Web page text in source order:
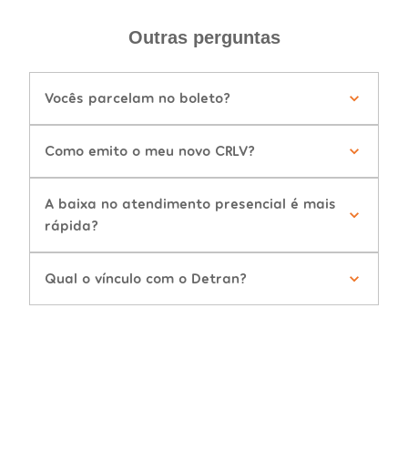
Outras perguntas
Vocês parcelam no boleto?
Como emito o meu novo CRLV?
A baixa no atendimento presencial é mais
rápida?
Qual o vínculo com o Detran?